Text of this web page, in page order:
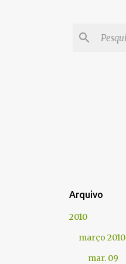
Arquivo
2010
março 2010
mar. 09